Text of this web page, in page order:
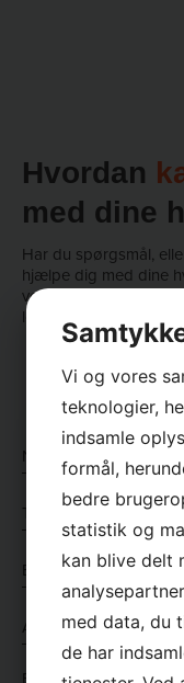
Hvordan
med dine
Har du spørgsmål,
hjælpe dig med dine
velkommen til at
løsning på dine
Navn
*
Telefon
*
E-
mail
*
Adresse
*
*
Vi og vores
teknologier,
indsamle
formål,
bedre
statistik og
kan blive delt
med data, du
de har